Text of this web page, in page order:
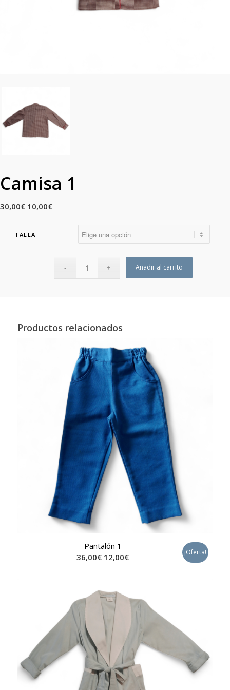
Camisa 1
30,00€ 10,00€
TALLA
Añadir al carrito
Productos relacionados
Pantalón 1
36,00€ 12,00€ ¡Oferta!